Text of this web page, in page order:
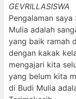
GEVRILLASISWA
Pengalaman
Mulia adalah
yang baik ramah
dengan kakak
mengajari kita
yang belum kita
di Budi Mulia